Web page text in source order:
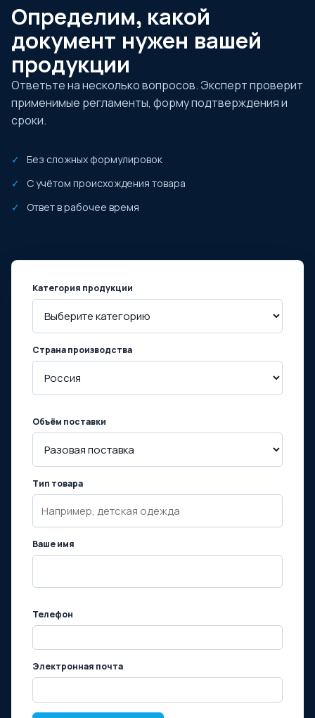
Определим, какой
документ нужен вашей
продукции
Ответьте на несколько вопросов. Эксперт проверит
применимые регламенты, форму подтверждения и
сроки.
Без сложных формулировок
С учётом происхождения товара
Ответ в рабочее время
Категория продукции
Страна производства
Объём поставки
Тип товара
Ваше имя
Телефон
Электронная почта